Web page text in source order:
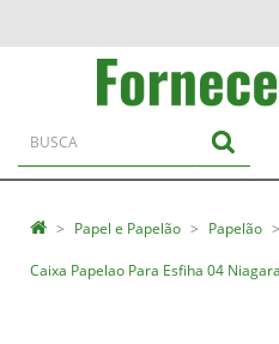
Papel e Papelão Papelão
Caixa Papelao Para Esfiha 04